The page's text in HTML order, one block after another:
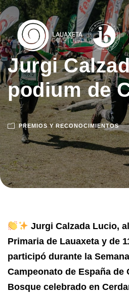
Jurgi
podium de
PREMIOS Y RECONOCIMIENTOS
Jurgi Calzada Lucio,
Primaria de Lauaxeta y de
participó durante la
Campeonato de España de
Bosque celebrado en